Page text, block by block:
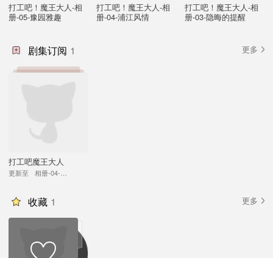
打工吧！魔王大人-相
册-05-豫园雅趣
打工吧！魔王大人-相
册-04-浦江风情
打工吧！魔王大人-相
册-03-隐晦的提醒
剧集订阅 1 更多
打工吧魔王大人
更新至 相册-04-浦江风情
收藏 1 更多